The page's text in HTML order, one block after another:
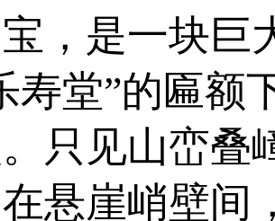
，是一块巨
寿堂”的匾额
只见山峦叠
悬崖峭壁间